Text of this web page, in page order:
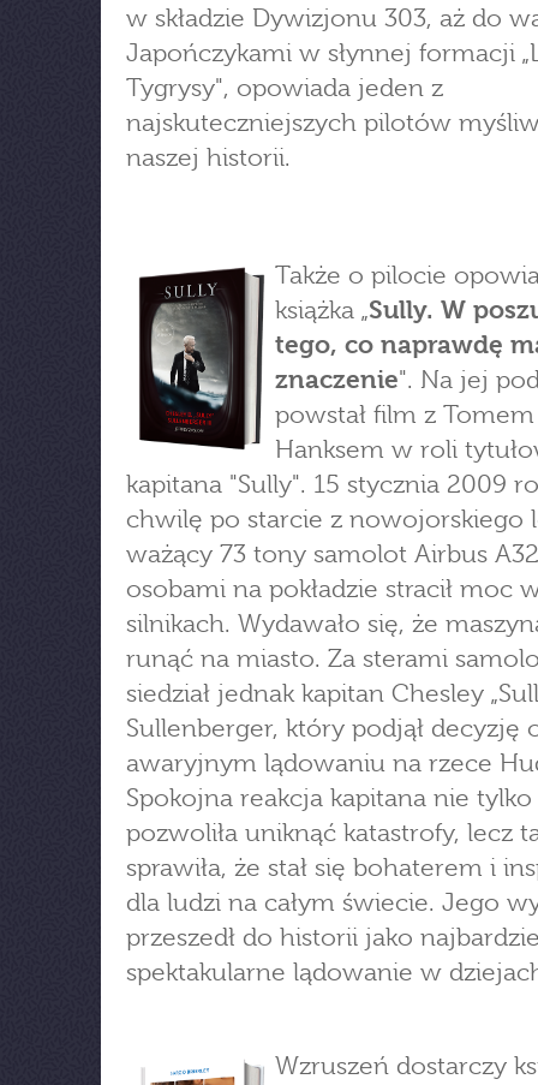
w składzie Dywizjonu 303, aż do
Japończykami w słynnej formacji
Tygrysy", opowiada jeden z
najskuteczniejszych pilotów
naszej historii.
Także o pilocie
książka „Sully. W
tego, co naprawdę
znaczenie". Na jej
powstał film z Tomem
Hanksem w roli
kapitana "Sully". 15 stycznia 2009
chwilę po starcie z nowojorskiego
ważący 73 tony samolot Airbus
osobami na pokładzie stracił moc
silnikach. Wydawało się, że
runąć na miasto. Za sterami
siedział jednak kapitan Chesley
Sullenberger, który podjął decyzję
awaryjnym lądowaniu na rzece
Spokojna reakcja kapitana nie tylko
pozwoliła uniknąć katastrofy, lecz
sprawiła, że stał się bohaterem i
dla ludzi na całym świecie. Jego
przeszedł do historii jako
spektakularne lądowanie w
Wzruszeń dostarczy